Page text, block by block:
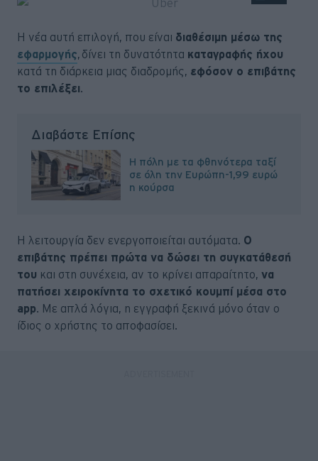
Η νέα αυτή επιλογή, που είναι διαθέσιμη μέσω της
εφαρμογής, δίνει τη δυνατότητα καταγραφής ήχου
κατά τη διάρκεια μιας διαδρομής, εφόσον ο επιβάτης
το επιλέξει.
Διαβάστε Επίσης
Η πόλη με τα φθηνότερα ταξί
σε όλη την Ευρώπη-1,99 ευρώ
η κούρσα
Η λειτουργία δεν ενεργοποιείται αυτόματα. Ο
επιβάτης πρέπει πρώτα να δώσει τη συγκατάθεσή
του και στη συνέχεια, αν το κρίνει απαραίτητο, να
πατήσει χειροκίνητα το σχετικό κουμπί μέσα στο
app . Με απλά λόγια, η εγγραφή ξεκινά μόνο όταν ο
ίδιος ο χρήστης το αποφασίσει.